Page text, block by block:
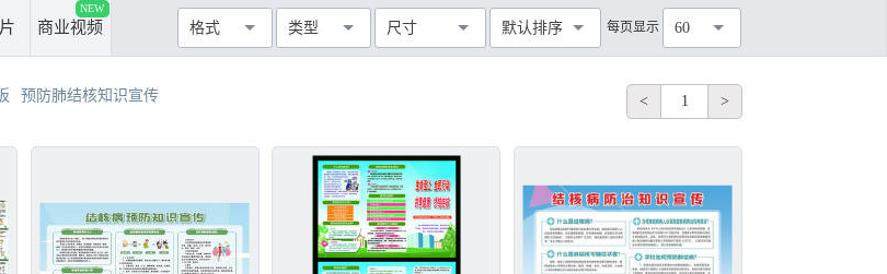
商业视频
NEW
60
每页显示
默认排序
像素
>50cm
>300cm
尺寸
类型
CDR AI PPT EPS TIF PDF JPG C4D
AVI WMF MOV AEP VSP 不限
格式
预防肺结核知识宣传 < 1 >